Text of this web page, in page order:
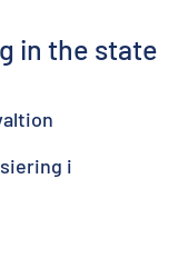
in the state
i